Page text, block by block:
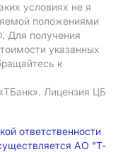
условиях не я
положениями
Для получения
указанных
к
Лицензия ЦБ
ответственности
АО "Т-